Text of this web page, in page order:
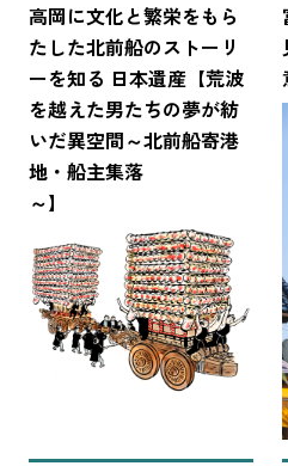
高岡に文化と繁栄をもら
たした北前船のストーリ
ーを知る 日本遺産【荒波
を越えた男たちの夢が紡
いだ異空間～北前船寄港
地・船主集落
～】